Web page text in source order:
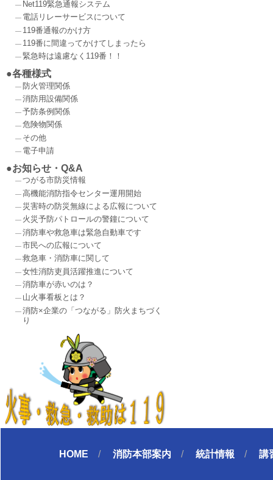
Net119緊急通報システム
電話リレーサービスについて
119番通報のかけ方
119番に間違ってかけてしまったら
緊急時は遠慮なく119番！！
各種様式
防火管理関係
消防用設備関係
予防条例関係
危険物関係
その他
電子申請
お知らせ・Q&A
つがる市防災情報
高機能消防指令センター運用開始
災害時の防災無線による広報について
火災予防パトロールの警鐘について
消防車や救急車は緊急自動車です
市民への広報について
救急車・消防車に関して
女性消防吏員活躍推進について
消防車が赤いのは？
山火事看板とは？
消防×企業の「つながる」防火まちづく
り
HOME 消防本部案内 統計情報 講